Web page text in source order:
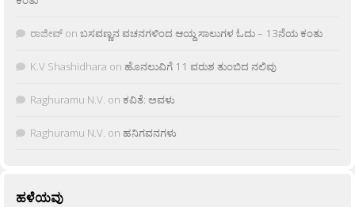
ರಾಜೀವ್ on ಬಸವಣ್ಣನ ವಚನಗಳಿಂದ ಆಯ್ದ ಸಾಲುಗಳ ಓದು – 13ನೆಯ ಕಂತು
K.V Shashidhara on ಹೊನಲುವಿಗೆ 11 ವರುಶ ತುಂಬಿದ ನಲಿವು
Raghuramu N.V. on ಕವಿತೆ: ಅವಳು
Raghuramu N.V. on ಹನಿಗವನಗಳು
ಹಳೆಯವು